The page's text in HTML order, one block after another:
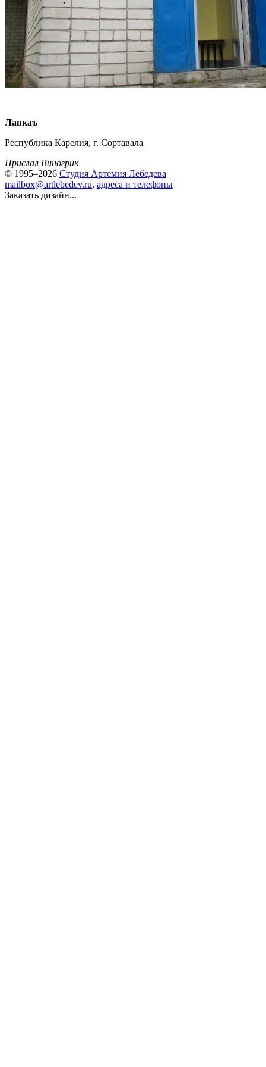
Лавкаъ
Республика Карелия, г. Сортавала
Прислал Виногрик
© 1995–2026 Студия Артемия Лебедева
mailbox@artlebedev.ru, адреса и телефоны
Заказать дизайн...